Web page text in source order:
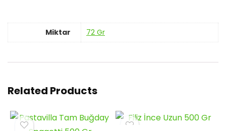
Miktar 72 Gr
Related Products